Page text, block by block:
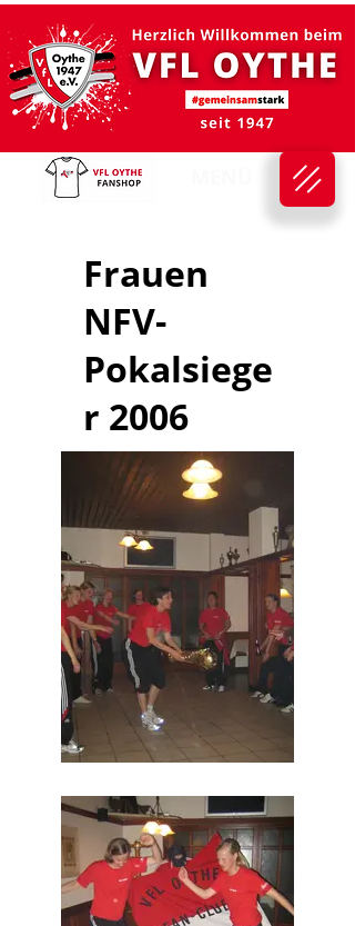
Frauen
NFV-
Pokalsiege
r 2006